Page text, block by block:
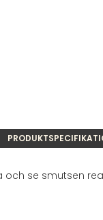
och se smutsen